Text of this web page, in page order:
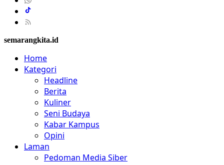
semarangkita.id
Home
Kategori
Headline
Berita
Kuliner
Seni Budaya
Kabar Kampus
Opini
Laman
Pedoman Media Siber